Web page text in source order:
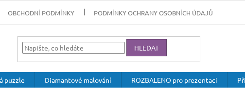
OBCHODNÍ PODMÍNKY PODMÍNKY OCHRANY OSOBNÍCH ÚDAJŮ
HLEDAT
puzzle Diamantové malování ROZBALENO pro prezentaci